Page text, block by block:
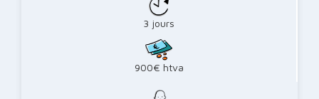
3 jours
900€ htva